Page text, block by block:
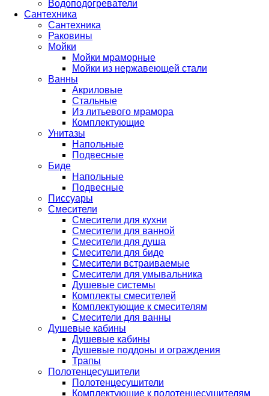
Водоподогреватели
Сантехника
Сантехника
Раковины
Мойки
Мойки мраморные
Мойки из нержавеющей стали
Ванны
Акриловые
Стальные
Из литьевого мрамора
Комплектующие
Унитазы
Напольные
Подвесные
Биде
Напольные
Подвесные
Писсуары
Смесители
Смесители для кухни
Смесители для ванной
Смесители для душа
Смесители для биде
Смесители встраиваемые
Смесители для умывальника
Душевые системы
Комплекты смесителей
Комплектующие к смесителям
Смесители для ванны
Душевые кабины
Душевые кабины
Душевые поддоны и ограждения
Трапы
Полотенцесушители
Полотенцесушители
Комплектующие к полотенцесушителям